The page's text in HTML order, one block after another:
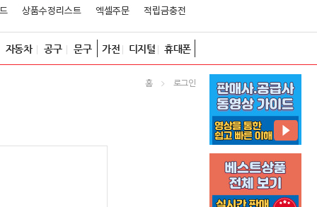
자동차 공구 문구 가전 디지털 휴대폰
홈 로그인